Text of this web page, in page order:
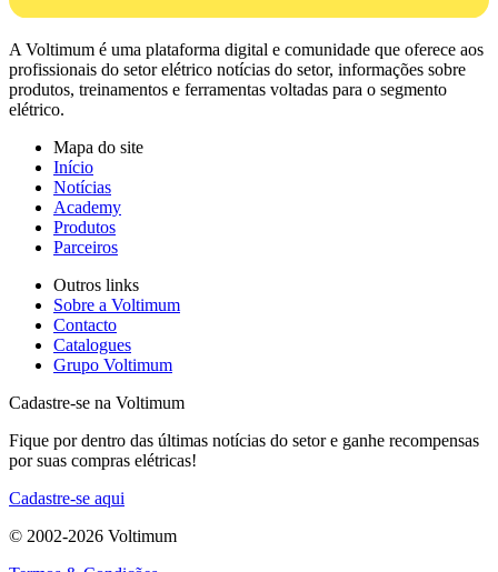
A Voltimum é uma plataforma digital e comunidade que oferece aos
profissionais do setor elétrico notícias do setor, informações sobre
produtos, treinamentos e ferramentas voltadas para o segmento
elétrico.
Mapa do site
Início
Notícias
Academy
Produtos
Parceiros
Outros links
Sobre a Voltimum
Contacto
Catalogues
Grupo Voltimum
Cadastre-se na Voltimum
Fique por dentro das últimas notícias do setor e ganhe recompensas
por suas compras elétricas!
Cadastre-se aqui
© 2002-2026 Voltimum